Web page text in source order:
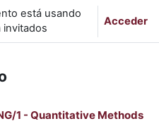
está usando
invitados
Acceder
1 - Quantitative Methods